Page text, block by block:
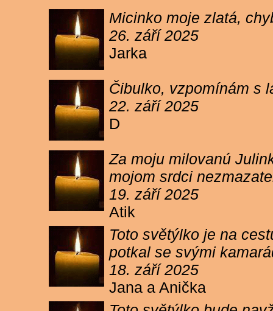
Micinko moje zlatá,
26. září 2025
Jarka
Čibulko, vzpomínám s
22. září 2025
D
Za moju milovanú
mojom srdci
19. září 2025
Atik
Toto světýlko je na
potkal se svými
18. září 2025
Jana a Anička